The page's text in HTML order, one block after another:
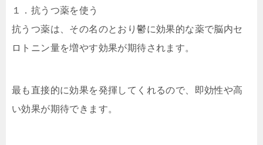
１．抗うつ薬を使う
抗うつ薬は、その名のとおり鬱に効果的な薬で脳内セ
ロトニン量を増やす効果が期待されます。
最も直接的に効果を発揮してくれるので、即効性や高
い効果が期待できます。